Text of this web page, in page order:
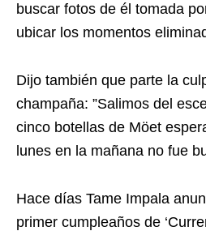
buscar fotos de él tomada
ubicar los momentos
Dijo también que parte la
champaña: ”Salimos del
cinco botellas de Möet
lunes en la mañana no fue
Hace días Tame Impala
primer cumpleaños de